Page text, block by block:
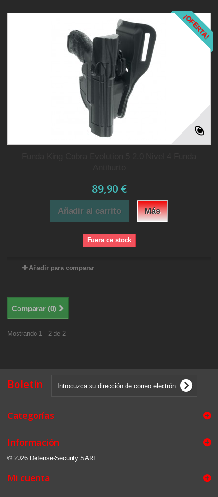
¡OFERTA!
89,90 €
Añadir al carrito Más
Fuera de stock
Añadir para comparar
Comparar (0)
Mostrando 1 - 2 de 2
Boletín
Categorías
Información
© 2026 Defense-Security SARL
Mi cuenta